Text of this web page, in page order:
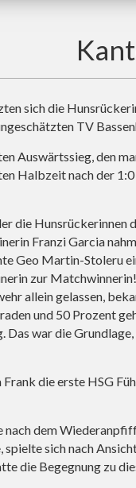
sich die
TV
Auswärtssieg, den
Halbzeit nach der 1:0
die Hunsrückerinnen
Franzi Garcia
Geo Martin-Stoleru
zur
allein gelassen,
und 50 Prozent
war die
die erste HSG
dem
sich nach
die Begegnung zu